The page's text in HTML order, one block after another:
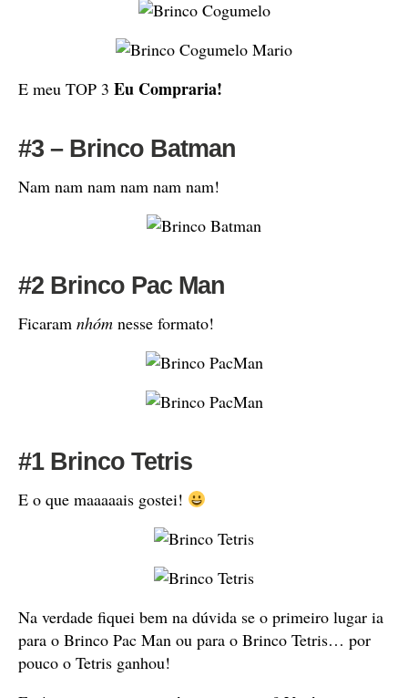
E meu TOP 3 Eu Compraria!
#3 – Brinco Batman
Nam nam nam nam nam nam!
#2 Brinco Pac Man
Ficaram nhóm nesse formato!
#1 Brinco Tetris
E o que maaaaais gostei!
Na verdade fiquei bem na dúvida se o primeiro lugar ia
para o Brinco Pac Man ou para o Brinco Tetris… por
pouco o Tetris ganhou!